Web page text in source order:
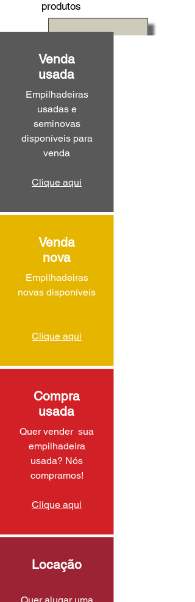
produtos
Venda
usada
Empilhadeiras
usadas e
seminovas
disponíveis para
venda
Clique aqui
Venda
nova
Empilhadeiras
novas disponíveis
Clique aqui
Compra
usada
Quer vender sua
empilhadeira
usada? Nós
compramos!
Clique aqui
Locação